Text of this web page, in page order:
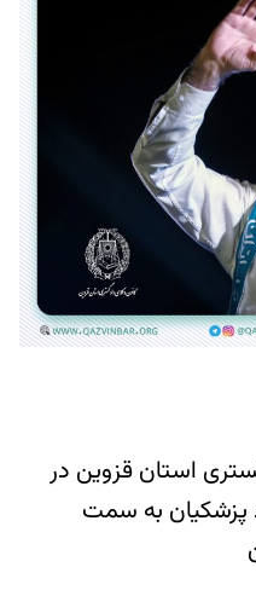
استان قزوین در
پزشکیان به سمت